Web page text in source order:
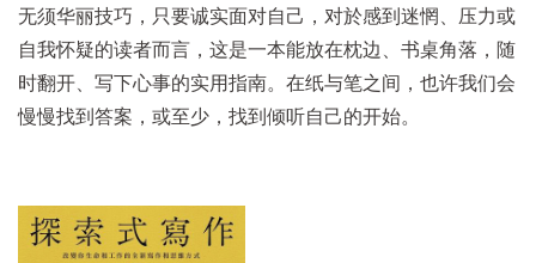
无须华丽技巧，只要诚实面对自己，对於感到迷惘、压力或
自我怀疑的读者而言，这是一本能放在枕边、书桌角落，随
时翻开、写下心事的实用指南。在纸与笔之间，也许我们会
慢慢找到答案，或至少，找到倾听自己的开始。